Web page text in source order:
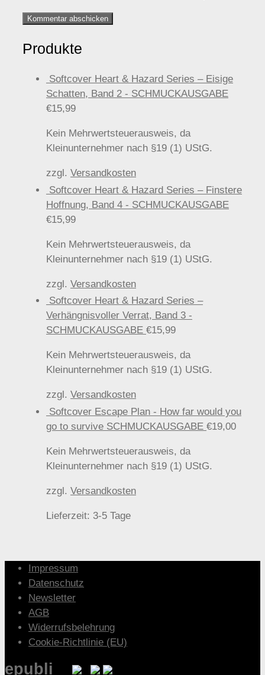
Produkte
Softcover Heart & Hazard Series – Eisige
Schatten, Band 2 - SCHMUCKAUSGABE
€15,99
Kein Mehrwertsteuerausweis, da
Kleinunternehmer nach §19 (1) UStG.
zzgl. Versandkosten
Softcover Heart & Hazard Series – Finstere
Hoffnung, Band 4 - SCHMUCKAUSGABE
€15,99
Kein Mehrwertsteuerausweis, da
Kleinunternehmer nach §19 (1) UStG.
zzgl. Versandkosten
Softcover Heart & Hazard Series –
Verhängnisvoller Verrat, Band 3 -
SCHMUCKAUSGABE €15,99
Kein Mehrwertsteuerausweis, da
Kleinunternehmer nach §19 (1) UStG.
zzgl. Versandkosten
Softcover Escape Plan - How far would you
go to survive SCHMUCKAUSGABE €19,00
Kein Mehrwertsteuerausweis, da
Kleinunternehmer nach §19 (1) UStG.
zzgl. Versandkosten
Lieferzeit: 3-5 Tage
Impressum
Datenschutz
Newsletter
AGB
Widerrufsbelehrung
Cookie-Richtlinie (EU)
epubli